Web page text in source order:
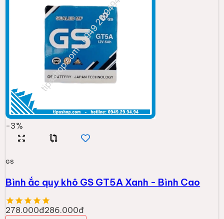
-3%
GS
Bình ắc quy khô GS GT5A Xanh - Bình Cao
278.000đ286.000đ